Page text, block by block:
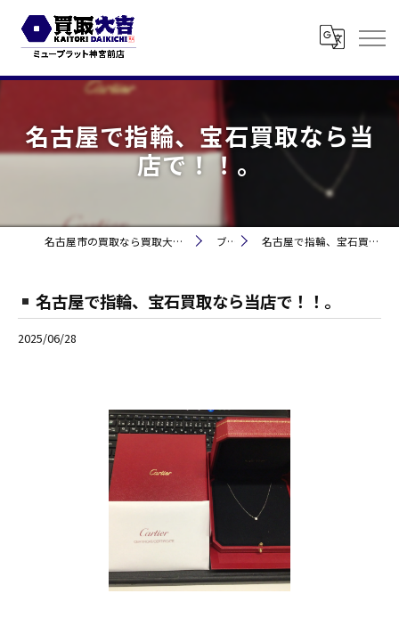
名古屋で指輪、宝石買取なら当
店で！！。
名古屋市の買取なら買取大吉 ミュープラット神宮前 ブログ 名古屋で指輪、宝石買取なら当店で！！。
名古屋で指輪、宝石買取なら当店で！！。
2025/06/28